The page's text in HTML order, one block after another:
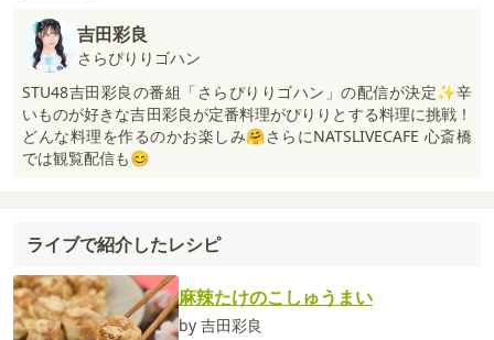
吉田彩良
さらぴりりゴハン
STU48吉田彩良の番組「さらぴりりゴハン」の配信が決定✨辛
いものが好きな吉田彩良が定番料理がぴりりとする料理に挑戦！
どんな料理を作るのかお楽しみ🤗さらにNATSLIVECAFE 心斎橋
では観覧配信も😊
ライブで紹介したレシピ
麻辣たけのこしゅうまい
by 吉田彩良